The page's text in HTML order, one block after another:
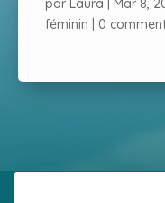
par Laura Mar 8,
féminin
0